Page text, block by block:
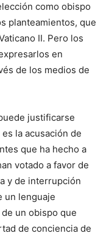
como obispo
planteamientos, que
II. Pero los
en
de los medios de
justificarse
la acusación de
que ha hecho a
votado a favor de
y de interrupción
un lenguaje
un obispo que
de conciencia de